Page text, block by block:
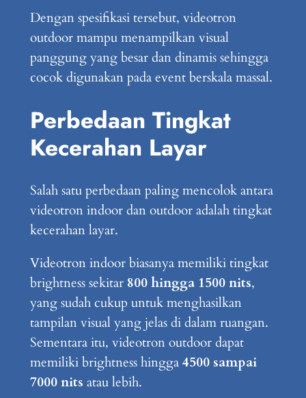
Dengan spesifikasi tersebut, videotron
outdoor mampu menampilkan visual
panggung yang besar dan dinamis sehingga
cocok digunakan pada event berskala massal.
Perbedaan Tingkat
Kecerahan Layar
Salah satu perbedaan paling mencolok antara
videotron indoor dan outdoor adalah tingkat
kecerahan layar.
Videotron indoor biasanya memiliki tingkat
brightness sekitar 800 hingga 1500 nits,
yang sudah cukup untuk menghasilkan
tampilan visual yang jelas di dalam ruangan.
Sementara itu, videotron outdoor dapat
memiliki brightness hingga4500 sampai
7000 nits atau lebih.